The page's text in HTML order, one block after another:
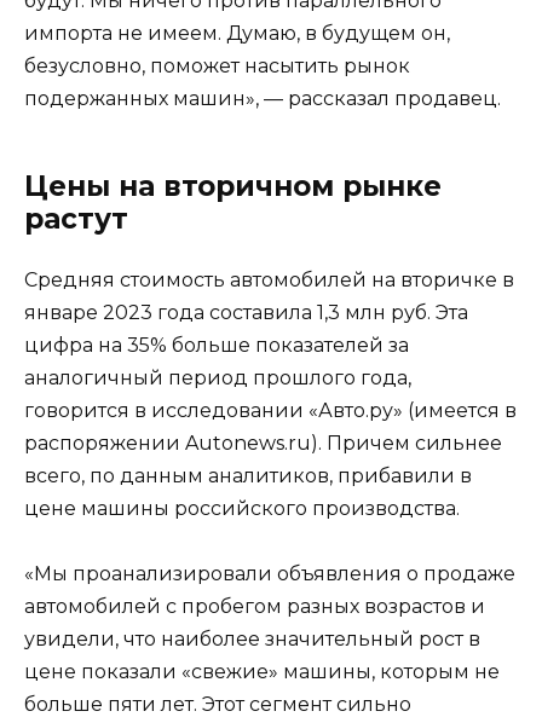
импорта не имеем. Думаю, в будущем он,
безусловно, поможет насытить рынок
подержанных машин», — рассказал продавец.
Цены на вторичном рынке
растут
Средняя стоимость автомобилей на вторичке в
январе 2023 года составила 1,3 млн руб. Эта
цифра на 35% больше показателей за
аналогичный период прошлого года,
говорится в исследовании «Авто.ру» (имеется в
распоряжении Autonews.ru). Причем сильнее
всего, по данным аналитиков, прибавили в
цене машины российского производства.
«Мы проанализировали объявления о продаже
автомобилей с пробегом разных возрастов и
увидели, что наиболее значительный рост в
цене показали «свежие» машины, которым не
больше пяти лет. Этот сегмент сильно